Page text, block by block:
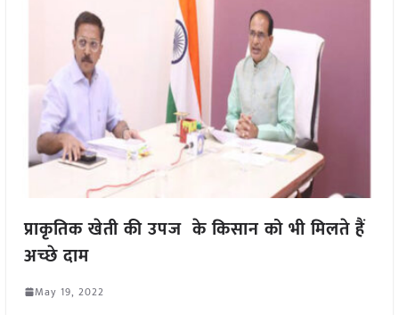
प्राकृतिक खेती की उपज के किसान को भी मिलते हैं
अच्छे दाम
May 19, 2022